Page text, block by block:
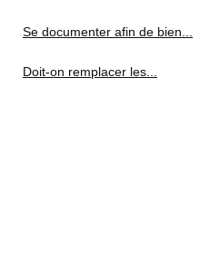
Se documenter afin de bien...
Doit-on remplacer les...